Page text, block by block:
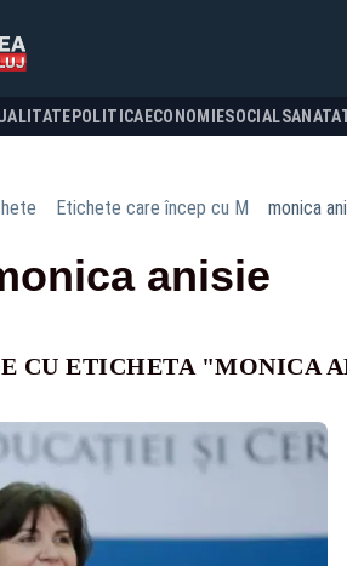
POLITICA ECONOMIESOCIAL
Etichete care încep cu M monica
anisie
CU ETICHETA "MONICA